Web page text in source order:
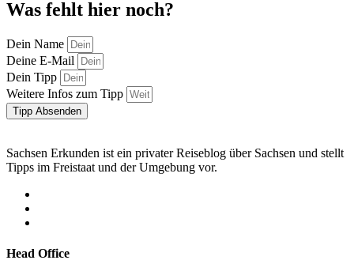
Was fehlt hier noch?
Dein Name
Deine E-Mail
Dein Tipp
Weitere Infos zum Tipp
Tipp Absenden
Sachsen Erkunden ist ein privater Reiseblog über Sachsen und stellt
Tipps im Freistaat und der Umgebung vor.
Head Office